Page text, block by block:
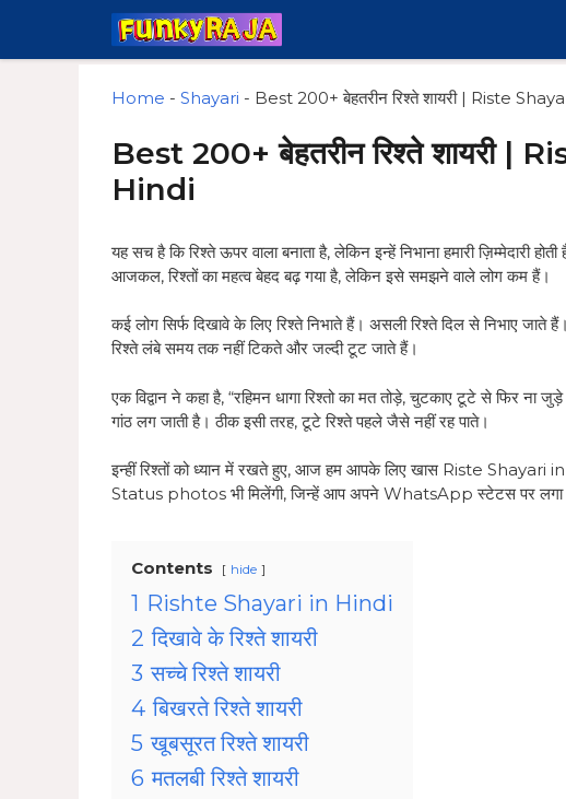
content
Home - Shayari - Best 200+ बेहतरीन रिश्ते शायरी | Riste
Best 200+ बेहतरीन रिश्ते शायरी |
Hindi
यह सच है कि रिश्ते ऊपर वाला बनाता है, लेकिन इन्हें निभाना हमारी ज़िम्मेदारी
आजकल, रिश्तों का महत्व बेहद बढ़ गया है, लेकिन इसे समझने वाले लोग कम हैं।
कई लोग सिर्फ दिखावे के लिए रिश्ते निभाते हैं। असली रिश्ते दिल से निभाए जाते
रिश्ते लंबे समय तक नहीं टिकते और जल्दी टूट जाते हैं।
एक विद्वान ने कहा है, “रहिमन धागा रिश्तो का मत तोड़े, चुटकाए टूटे से फिर
गांठ लग जाती है। ठीक इसी तरह, टूटे रिश्ते पहले जैसे नहीं रह पाते।
इन्हीं रिश्तों को ध्यान में रखते हुए, आज हम आपके लिए खास Riste
Status photos भी मिलेंगी, जिन्हें आप अपने WhatsApp स्टेटस पर
Contents hide
1 Rishte Shayari in Hindi
2 दिखावे के रिश्ते शायरी
3 सच्चे रिश्ते शायरी
4 बिखरते रिश्ते शायरी
5 खूबसूरत रिश्ते शायरी
6 मतलबी रिश्ते शायरी